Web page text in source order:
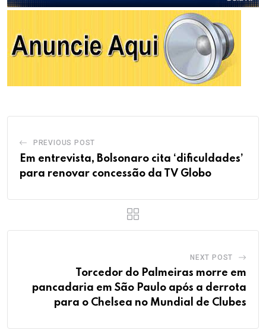
PREVIOUS POST
Em entrevista, Bolsonaro cita ‘dificuldades’
para renovar concessão da TV Globo
NEXT POST
Torcedor do Palmeiras morre em
pancadaria em São Paulo após a derrota
para o Chelsea no Mundial de Clubes